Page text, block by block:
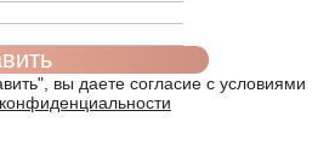
вы даете согласие с условиями